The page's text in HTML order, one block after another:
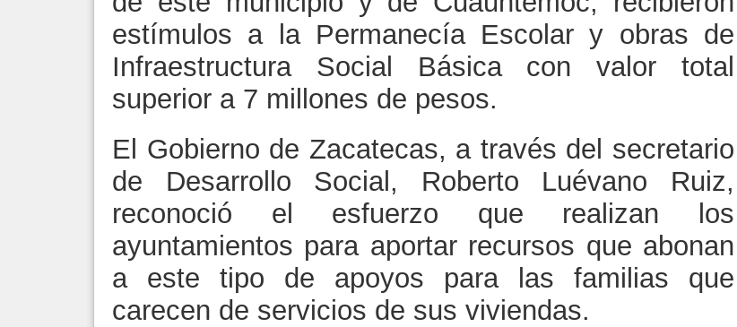
estímulos a la Permanecía Escolar y obras de
Infraestructura Social Básica con valor total
superior a 7 millones de pesos.
El Gobierno de Zacatecas, a través del secretario
de Desarrollo Social, Roberto Luévano Ruiz,
reconoció el esfuerzo que realizan los
ayuntamientos para aportar recursos que abonan
a este tipo de apoyos para las familias que
carecen de servicios de sus viviendas.